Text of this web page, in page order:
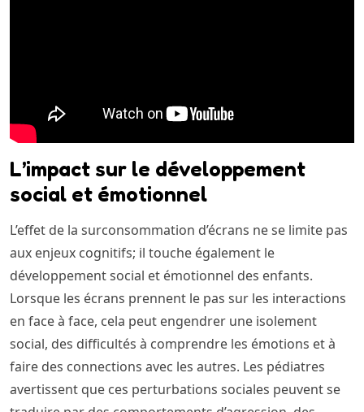
L’impact sur le développement
social et émotionnel
L’effet de la surconsommation d’écrans ne se limite pas
aux enjeux cognitifs; il touche également le
développement social et émotionnel des enfants.
Lorsque les écrans prennent le pas sur les interactions
en face à face, cela peut engendrer une isolement
social, des difficultés à comprendre les émotions et à
faire des connections avec les autres. Les pédiatres
avertissent que ces perturbations sociales peuvent se